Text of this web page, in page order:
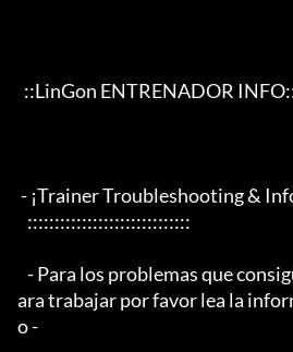
ara trabajar por favor lea la
o -